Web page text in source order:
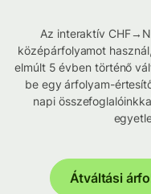
Az interaktív
középárfolyamot
elmúlt 5 évben történő
be egy árfolyam-
napi
Átváltási